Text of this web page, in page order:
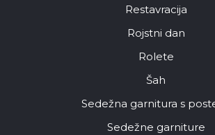
Restavracija
Rojstni dan
Rolete
Šah
Sedežna garnitura s
Sedežne garniture